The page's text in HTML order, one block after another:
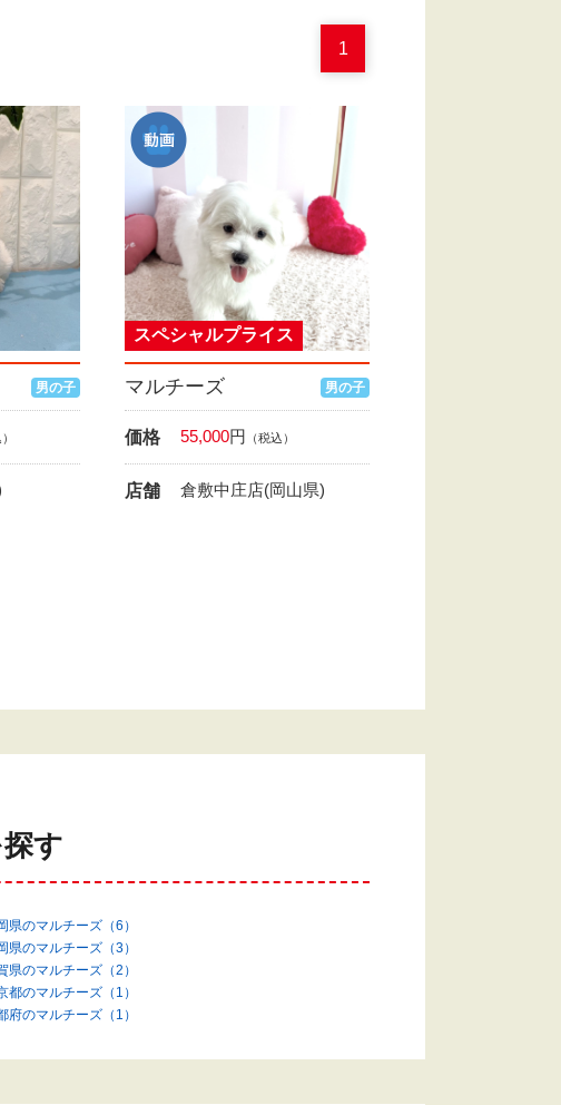
1
男の子 マルチーズ 男の子
スペシャルプライス
価格 55,000円 （税込）
店舗 倉敷中庄店(岡山県)
す
県のマルチーズ（6）
県のマルチーズ（3）
県のマルチーズ（2）
都のマルチーズ（1）
府のマルチーズ（1）